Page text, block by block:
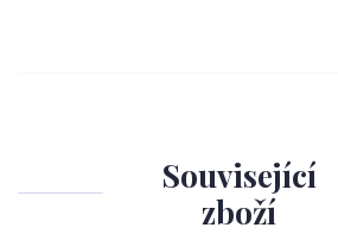
Související
zboží